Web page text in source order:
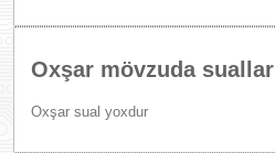
Oxşar mövzuda suallar
Oxşar sual yoxdur